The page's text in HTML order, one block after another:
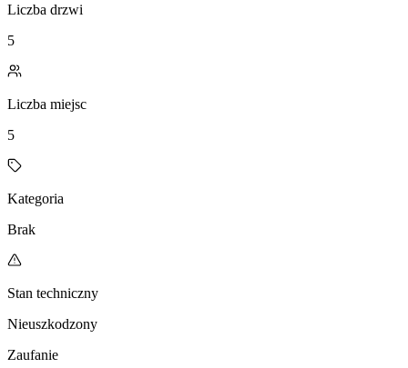
Liczba drzwi
5
Liczba miejsc
5
Kategoria
Brak
Stan techniczny
Nieuszkodzony
Zaufanie